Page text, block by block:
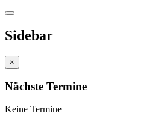
Sidebar
×
Nächste Termine
Keine Termine